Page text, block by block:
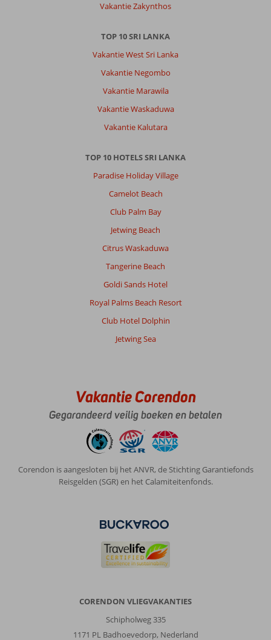
Vakantie Zakynthos
TOP 10 SRI LANKA
Vakantie West Sri Lanka
Vakantie Negombo
Vakantie Marawila
Vakantie Waskaduwa
Vakantie Kalutara
TOP 10 HOTELS SRI LANKA
Paradise Holiday Village
Camelot Beach
Club Palm Bay
Jetwing Beach
Citrus Waskaduwa
Tangerine Beach
Goldi Sands Hotel
Royal Palms Beach Resort
Club Hotel Dolphin
Jetwing Sea
Vakantie Corendon
Gegarandeerd veilig boeken en betalen
Corendon is aangesloten bij het ANVR, de Stichting Garantiefonds
Reisgelden (SGR) en het Calamiteitenfonds.
CORENDON VLIEGVAKANTIES
Schipholweg 335
1171 PL Badhoevedorp, Nederland